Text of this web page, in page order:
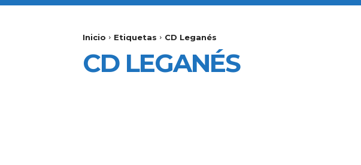
Inicio Etiquetas CD Leganés
CD LEGANÉS